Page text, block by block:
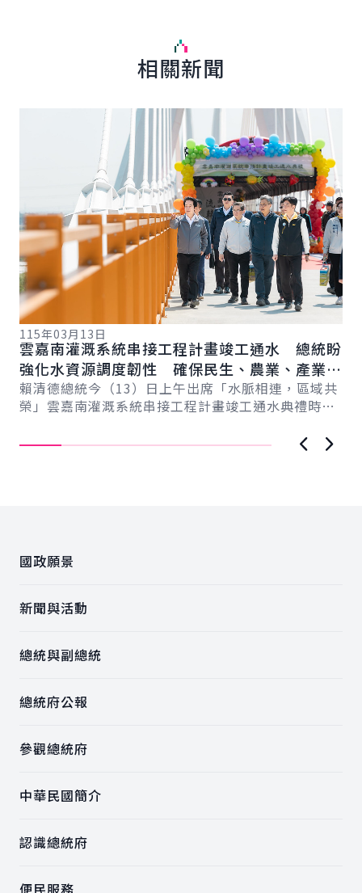
相關新聞
115年03月13日
雲嘉南灌溉系統串接工程計畫竣工通水 總統盼
強化水資源調度韌性 確保民生、農業、產業用
水穩定
賴清德總統今（13）日上午出席「水脈相連，區域共
榮」雲嘉南灌溉系統串接工程計畫竣工通水典禮時表
讓...
國政願景
新聞與活動
總統與副總統
總統府公報
參觀總統府
中華民國簡介
認識總統府